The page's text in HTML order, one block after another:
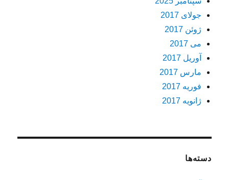
جولای 2017
ژوئن 2017
می 2017
آوریل 2017
مارس 2017
فوریه 2017
ژانویه 2017
دسته‌ها